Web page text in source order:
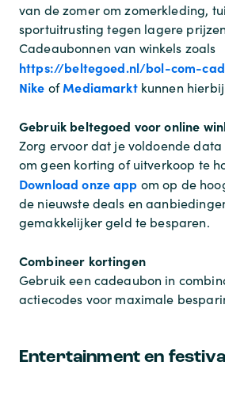
van de zomer om zomerkleding,
sportuitrusting tegen lagere
Cadeaubonnen van winkels zoals
https://beltegoed.nl/bol-com-
Nike ofMediamarktkunnen
Gebruik beltegoed voor online
Zorg ervoor dat je voldoende
om geen korting of uitverkoop te
Download onze app om op de
de nieuwste deals en
gemakkelijker geld te besparen.
Combineer kortingen
Gebruik een cadeaubon in
actiecodes voor maximale
Entertainment en